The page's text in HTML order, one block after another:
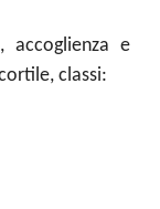
accoglienza e
classi: